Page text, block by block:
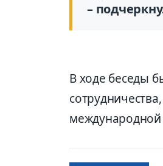
–
В ходе беседы
международной